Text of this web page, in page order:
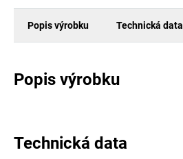
Popis výrobku Technická data
Popis výrobku
Technická data